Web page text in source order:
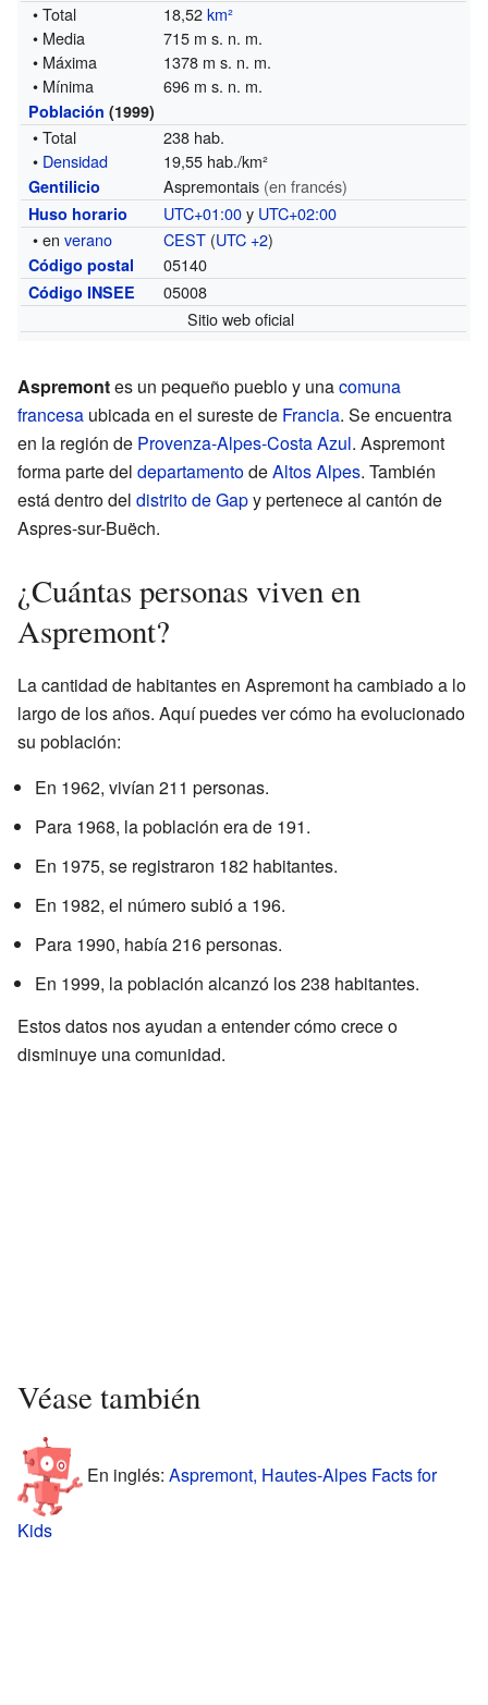
• Total 18,52km²
• Media
715 m s. n. m.
• Máxima
1378 m s. n. m.
• Mínima
696 m s. n. m.
Población (1999)
• Total
238 hab.
• Densidad 19,55 hab./km²
Gentilicio Aspremontais (en francés)
Huso horario UTC+01:00y UTC+02:00
• enverano CEST (UTC +2)
Código postal 05140
Código INSEE
05008
Sitio web oficial
Aspremontes un pequeño pueblo y unacomuna
francesa ubicada en el sureste de Francia. Se encuentra
en la región de Provenza-Alpes-Costa Azul. Aspremont
forma parte del departamentodeAltos Alpes. También
está dentro del distrito de Gapy pertenece al cantón de
Aspres-sur-Buëch.
¿Cuántas personas viven en
Aspremont?
La cantidad de habitantes en Aspremont ha cambiado a lo
largo de los años. Aquí puedes ver cómo ha evolucionado
su población:
En 1962, vivían 211 personas.
Para 1968, la población era de 191.
En 1975, se registraron 182 habitantes.
En 1982, el número subió a 196.
Para 1990, había 216 personas.
En 1999, la población alcanzó los 238 habitantes.
Estos datos nos ayudan a entender cómo crece o
disminuye una comunidad.
Véase también
En inglés: Aspremont, Hautes-Alpes Facts for
Kids